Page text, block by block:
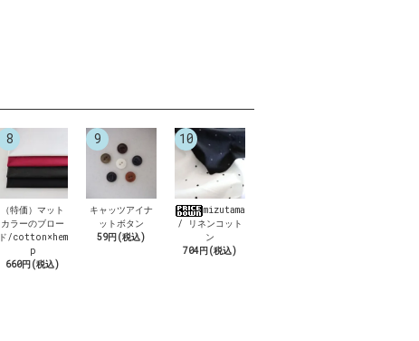
8
（特価）マット
カラーのブロー
ド/cotton×hem
p
660円(税込)
9
キャッツアイナ
ットボタン
59円(税込)
10
mizutama
/ リネンコット
ン
704円(税込)